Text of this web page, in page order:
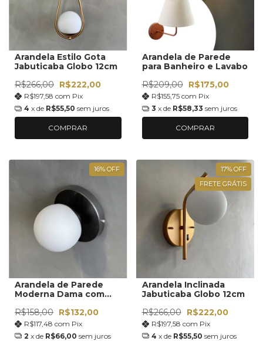
Arandela Estilo Gota
Jabuticaba Globo 12cm
R$266,00 R$222,00
R$197,58 com Pix
4 x de R$55,50 sem juros
COMPRAR
Arandela de Parede
para Banheiro e Lavabo
R$209,00 R$175,00
R$155,75 com Pix
3 x de R$58,33 sem juros
COMPRAR
16% OFF
Arandela de Parede
Moderna Dama com
Decoração Sala,
Corredor, lavabo,
Quarto
R$158,00 R$132,00
R$117,48 com Pix
2 x de R$66,00 sem juros
17% OFF
FRETE GRÁTIS
Arandela Inclinada
Jabuticaba Globo 12cm
R$266,00 R$222,00
R$197,58 com Pix
4 x de R$55,50 sem juros